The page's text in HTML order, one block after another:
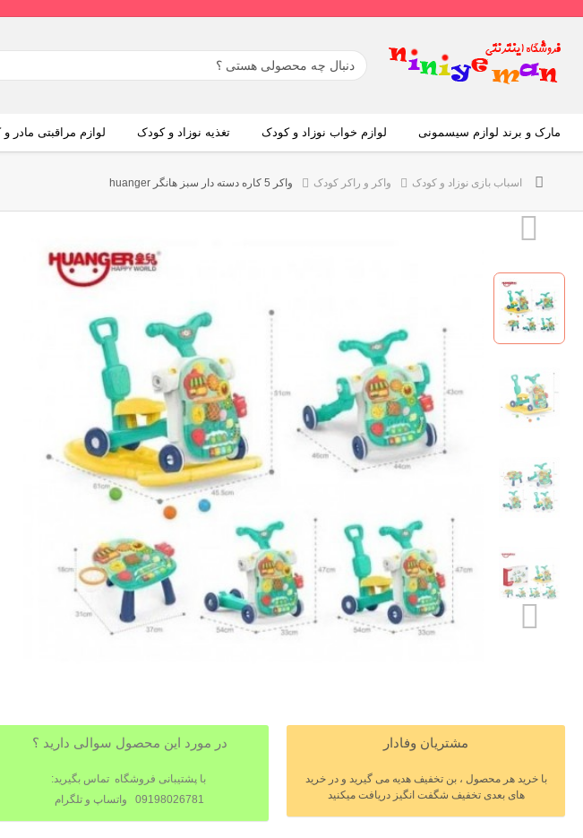
مارک و برند لوازم سیسمونی لوازم خواب نوزاد و کودک تغذیه نوزاد و کودک لوازم مراقبتی مادر
اسباب بازی نوزاد و کودک واکر و راکر کودک واكر 5 كاره دسته دار سبز هانگر huanger
مشتریان وفادار
با خرید هر محصول ، بن تخفیف هدیه می گیرید و در خرید
های بعدی تخفیف شگفت انگیز دریافت میکنید
در مورد این محصول سوالی دارید ؟
با پشتیبانی فروشگاه تماس بگیرید:
09198026781 واتساپ و تلگرام